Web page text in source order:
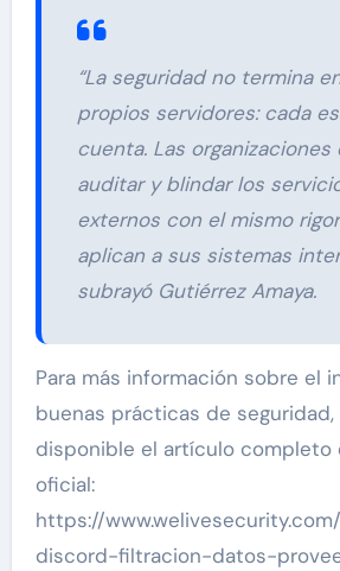
“La seguridad no termina
propios servidores: cada
cuenta. Las organizaciones
auditar y blindar los
externos con el mismo
aplican a sus sistemas
subrayó Gutiérrez Amaya.
Para más información sobre el
buenas prácticas de seguridad,
disponible el artículo completo
oficial:
https://
discord-filtracion-datos-